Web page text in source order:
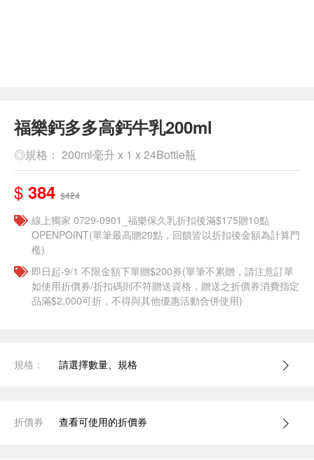
福樂鈣多多高鈣牛乳200ml
◎規格： 200ml毫升 x 1 x 24Bottle瓶
$ 384 $424
線上獨家 0729-0901_福樂保久乳折扣後滿$175贈10點
OPENPOINT(單筆最高贈20點，回饋皆以折扣後金額為計算門
檻)
即日起-9/1 不限金額下單贈$200券(單筆不累贈，請注意訂單
如使用折價券/折扣碼則不符贈送資格，贈送之折價券消費指定
品滿$2,000可折，不得與其他優惠活動合併使用)
規格： 請選擇數量、規格
折價券 查看可使用的折價券